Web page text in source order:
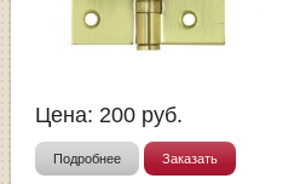
Цена: 200 руб.
Подробнее Заказать